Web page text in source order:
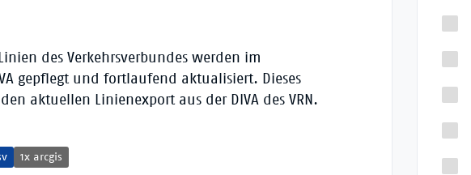
Linien des Verkehrsverbundes werden im
gepflegt und fortlaufend aktualisiert. Dieses
aktuellen Linienexport aus der DIVA des VRN.
1x arcgis